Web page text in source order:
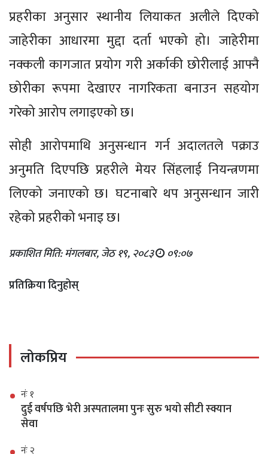
प्रहरीका अनुसार स्थानीय लियाकत अलीले दिएको
जाहेरीका आधारमा मुद्दा दर्ता भएको हो। जाहेरीमा
नक्कली कागजात प्रयोग गरी अर्काकी छोरीलाई आफ्नै
छोरीका रूपमा देखाएर नागरिकता बनाउन सहयोग
गरेको आरोप लगाइएको छ।
सोही आरोपमाथि अनुसन्धान गर्न अदालतले पक्राउ
अनुमति दिएपछि प्रहरीले मेयर सिंहलाई नियन्त्रणमा
लिएको जनाएको छ। घटनाबारे थप अनुसन्धान जारी
रहेको प्रहरीको भनाइ छ।
प्रकाशित मिति: मंगलबार, जेठ १९, २०८३ ०९:०७
प्रतिक्रिया दिनुहोस्
लोकप्रिय
नंः १
दुई वर्षपछि भेरी अस्पतालमा पुनः सुरु भयो सीटी स्क्यान
सेवा
नंः २